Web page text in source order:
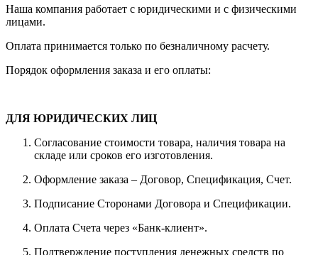
Наша компания работает с юридическими и с физическими
лицами.
Оплата принимается только по безналичному расчету.
Порядок оформления заказа и его оплаты:
ДЛЯ ЮРИДИЧЕСКИХ ЛИЦ
Согласование стоимости товара, наличия товара на
складе или сроков его изготовления.
Оформление заказа – Договор, Спецификация, Счет.
Подписание Сторонами Договора и Спецификации.
Оплата Счета через «Банк-клиент».
Подтверждение поступления денежных средств по